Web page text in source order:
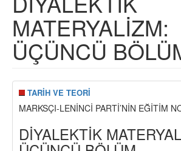
MATERYALİZM:
ÜÇÜNCÜ
TARİH VE TEORİ
MARKSÇI-LENİNCİ PARTİ’NİN EĞİTİM
DİYALEKTİK